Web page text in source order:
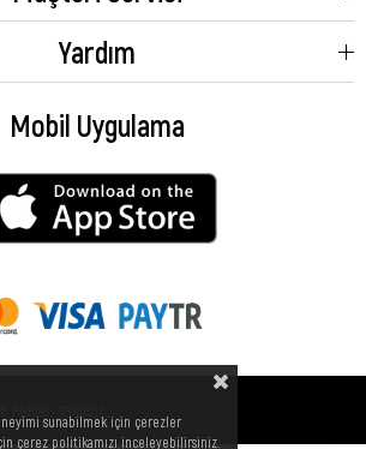
Yardım
Mobil Uygulama
sunabilmek için çerezler
çerez politikamızı inceleyebilirsiniz.